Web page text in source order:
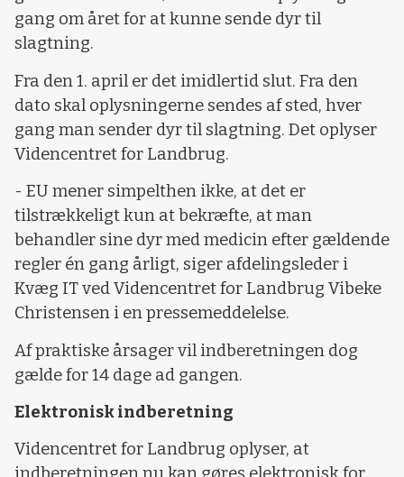
gang om året for at kunne sende dyr til
slagtning.
Fra den 1. april er det imidlertid slut. Fra den
dato skal oplysningerne sendes af sted, hver
gang man sender dyr til slagtning. Det oplyser
Videncentret for Landbrug.
- EU mener simpelthen ikke, at det er
tilstrækkeligt kun at bekræfte, at man
behandler sine dyr med medicin efter gældende
regler én gang årligt, siger afdelingsleder i
Kvæg IT ved Videncentret for Landbrug Vibeke
Christensen i en pressemeddelelse.
Af praktiske årsager vil indberetningen dog
gælde for 14 dage ad gangen.
Elektronisk indberetning
Videncentret for Landbrug oplyser, at